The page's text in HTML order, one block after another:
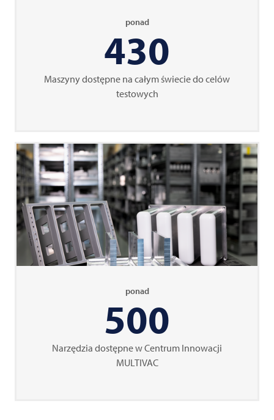
ponad
430
Maszyny dostępne na całym świecie do celów
testowych
ponad
500
Narzędzia dostępne w Centrum Innowacji
MULTIVAC